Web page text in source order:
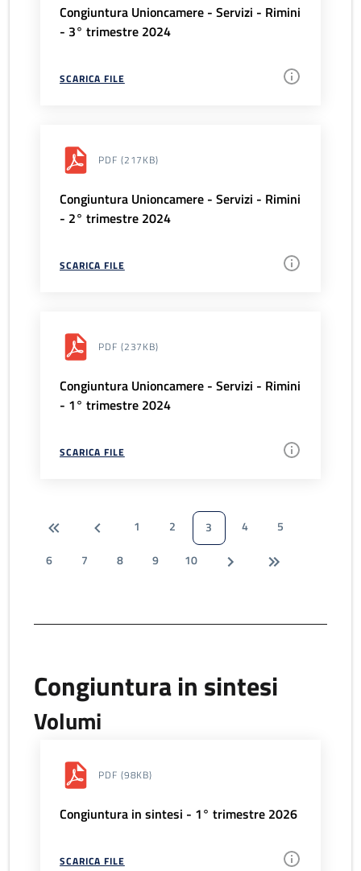
Congiuntura Unioncamere - Servizi - Rimini
- 3° trimestre 2024
SCARICA FILE
PDF (217KB)
Congiuntura Unioncamere - Servizi - Rimini
- 2° trimestre 2024
SCARICA FILE
PDF (237KB)
Congiuntura Unioncamere - Servizi - Rimini
- 1° trimestre 2024
SCARICA FILE
1 2 3 4
5
6
7 8 9 10
Congiuntura in sintesi
Volumi
PDF (98KB)
Congiuntura in sintesi - 1° trimestre 2026
SCARICA FILE